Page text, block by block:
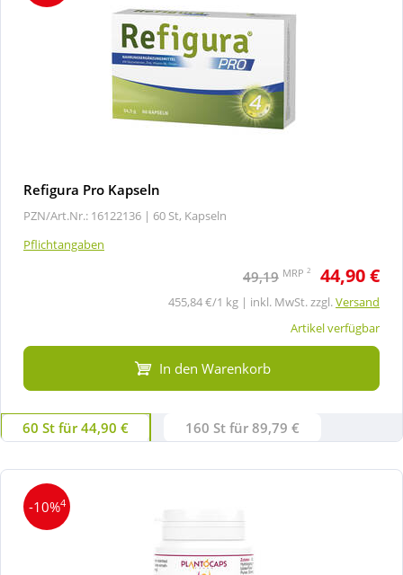
Refigura Pro Kapseln
PZN/Art.Nr.: 16122136 | 60 St, Kapseln
Pflichtangaben
49,19 MRP 2 44,90 €
455,84 €/1 kg | inkl. MwSt. zzgl.Versand
Artikel verfügbar
In den Warenkorb
60 St für 44,90 € 160 St für 89,79 €
-10%4